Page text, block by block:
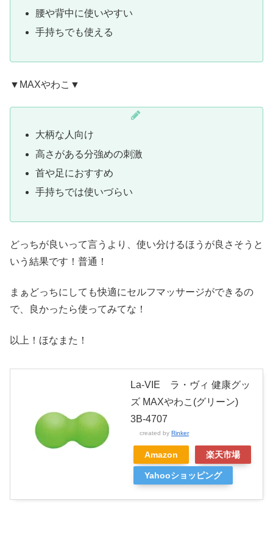
腰や背中に使いやすい
手持ちでも使える
▼MAXやわこ▼
大柄な人向け
高さがある分強めの刺激
首や足におすすめ
手持ちでは使いづらい
どっちが良いって言うより、使い分けるほうが良さそうと
いう結果です！普通！
まぁどっちにしても快適にセルフマッサージができるの
で、良かったら使ってみてな！
以上！ほなまた！
La-VIE ラ・ヴィ 健康グッ
ズ MAXやわこ(グリーン)
3B-4707
created by Rinker
Amazon 楽天市場
Yahooショッピング